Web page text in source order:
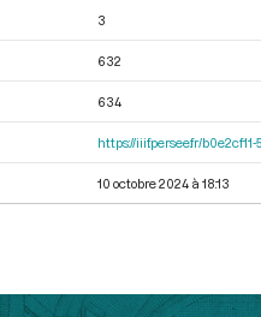
3
632
634
https://iiif.persee.fr/
10 octobre 2024 à 18:13